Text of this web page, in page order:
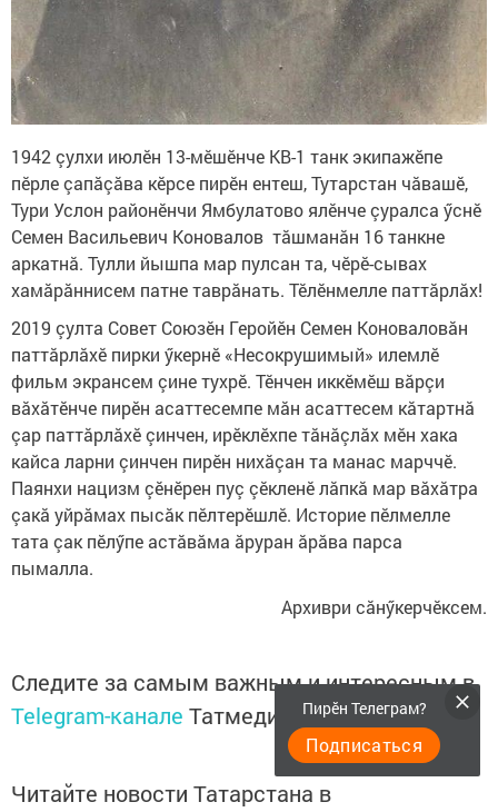
1942 çулхи июлӗн 13-мӗшӗнче КВ-1 танк экипажӗпе
пӗрле çапăçăва кӗрсе пирӗн ентеш, Тутарстан чăвашӗ,
Тури Услон районӗнчи Ямбулатово ялӗнче çуралса ӳснӗ
Семен Васильевич Коновалов тăшманăн 16 танкне
аркатнă. Тулли йышпа мар пулсан та, чӗрӗ-сывах
хамăрăннисем патне таврăнать. Тӗлӗнмелле паттăрлăх!
2019 çулта Совет Союзӗн Геройӗн Семен Коноваловăн
паттăрлăхӗ пирки ӳкернӗ «Несокрушимый» илемлӗ
фильм экрансем çине тухрӗ. Тӗнчен иккӗмӗш вăрçи
вăхăтӗнче пирӗн асаттесемпе мăн асаттесем кăтартнă
çар паттăрлăхӗ çинчен, ирӗклӗхпе тăнăçлăх мӗн хака
кайса ларни çинчен пирӗн нихăçан та манас марччӗ.
Паянхи нацизм çӗнӗрен пуç çӗкленӗ лăпкă мар вăхăтра
çакă уйрăмах пысăк пӗлтерӗшлӗ. Историе пӗлмелле
тата çак пӗлӳпе астăвăма ăруран ăрăва парса
пымалла.
Архиври сăнӳкерчӗксем.
Следите за самым важным и интересным в
Telegram-канале Татмедиа
Читайте новости Татарстана в
Пирӗн Телеграм?
Подписаться